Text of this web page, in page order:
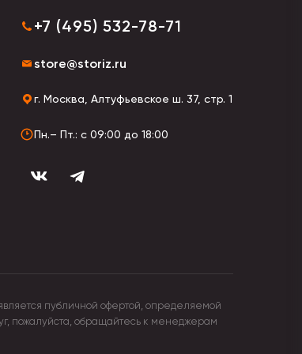
+7 (495) 532-78-71
store@storiz.ru
г. Москва, Алтуфьевское ш. 37, стр. 1
Пн.– Пт.: с 09:00 до 18:00
публичной офертой, определяемой
пожалуйста, обращайтесь к менеджерам